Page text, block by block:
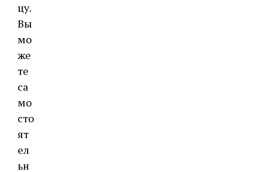
цу.
Вы
мо
же
те
са
мо
сто
ят
ел
ьн